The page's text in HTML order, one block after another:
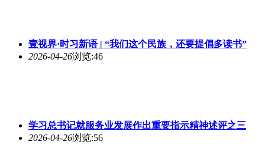
壹视界·时习新语 | “我们这个民族，还要提倡多读书”
2026-04-26浏览:46
学习总书记就服务业发展作出重要指示精神述评之三
2026-04-26浏览:56